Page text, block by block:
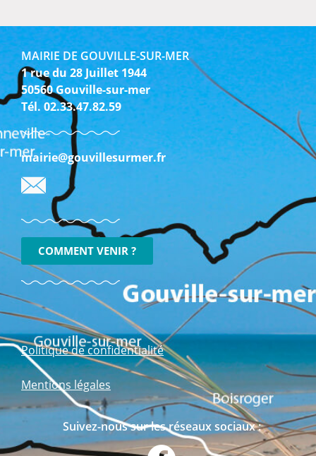
MAIRIE DE GOUVILLE-SUR-MER
1 rue du 28 Juillet 1944
50560 Gouville-sur-mer
Tél. 02.33.47.82.59
mairie@gouvillesurmer.fr
COMMENT VENIR ?
Politique de confidentialité
Mentions légales
Suivez-nous sur les réseaux sociaux :